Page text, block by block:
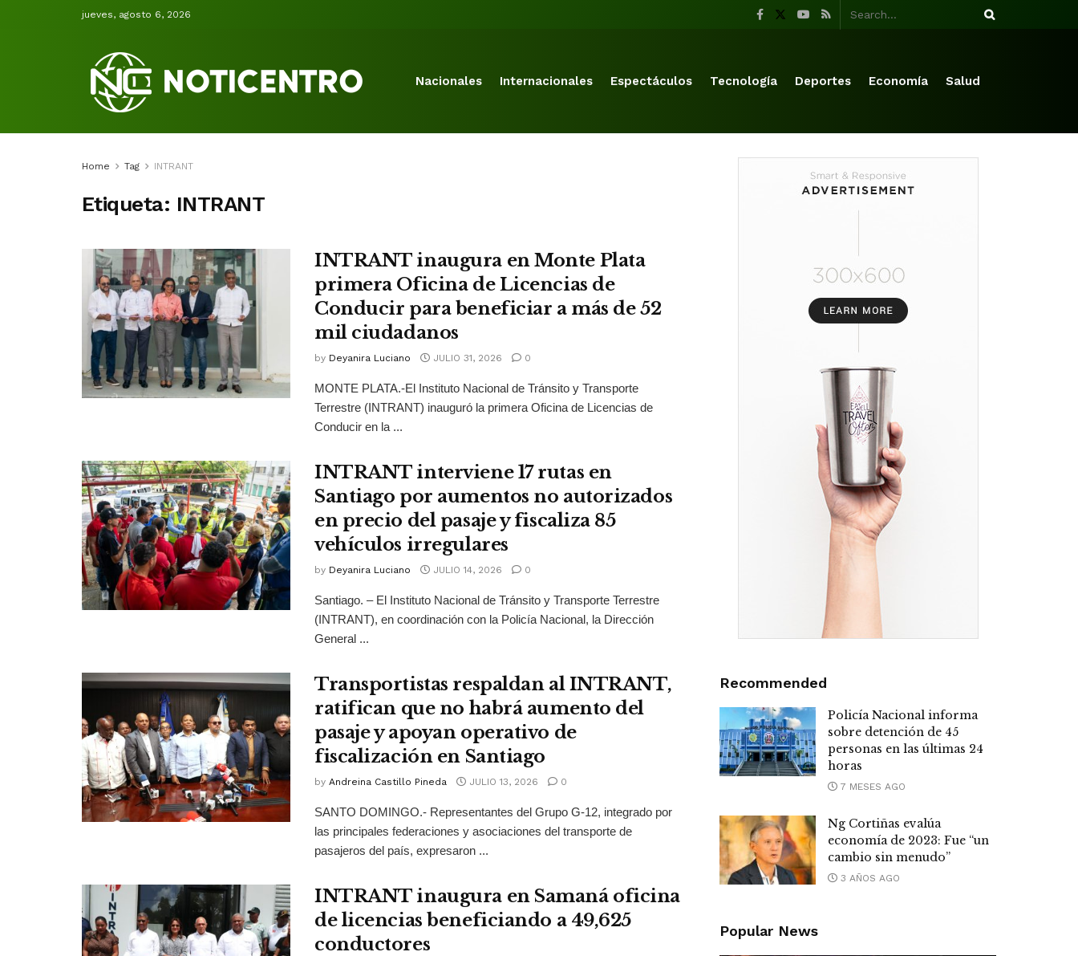
jueves, agosto 6, 2026
Nacionales Internacionales Espectáculos Tecnología Deportes Economía Salud
Home Tag INTRANT
Etiqueta: INTRANT
INTRANT inaugura en Monte Plata
primera Oficina de Licencias de
Conducir para beneficiar a más de 52
mil ciudadanos
by Deyanira Luciano JULIO 31, 2026 0
MONTE PLATA.-El Instituto Nacional de Tránsito y Transporte
Terrestre (INTRANT) inauguró la primera Oficina de Licencias de
Conducir en la ...
INTRANT interviene 17 rutas en
Santiago por aumentos no autorizados
en precio del pasaje y fiscaliza 85
vehículos irregulares
by Deyanira Luciano JULIO 14, 2026 0
Santiago. – El Instituto Nacional de Tránsito y Transporte Terrestre
(INTRANT), en coordinación con la Policía Nacional, la Dirección
General ...
Transportistas respaldan al INTRANT,
ratifican que no habrá aumento del
pasaje y apoyan operativo de
fiscalización en Santiago
by Andreina Castillo Pineda JULIO 13, 2026 0
SANTO DOMINGO.- Representantes del Grupo G-12, integrado por
las principales federaciones y asociaciones del transporte de
pasajeros del país, expresaron ...
INTRANT inaugura en Samaná oficina
de licencias beneficiando a 49,625
conductores
Recommended
Policía Nacional informa
sobre detención de 45
personas en las últimas 24
horas
7 MESES AGO
Ng Cortiñas evalúa
economía de 2023: Fue “un
cambio sin menudo”
3 AÑOS AGO
Popular News